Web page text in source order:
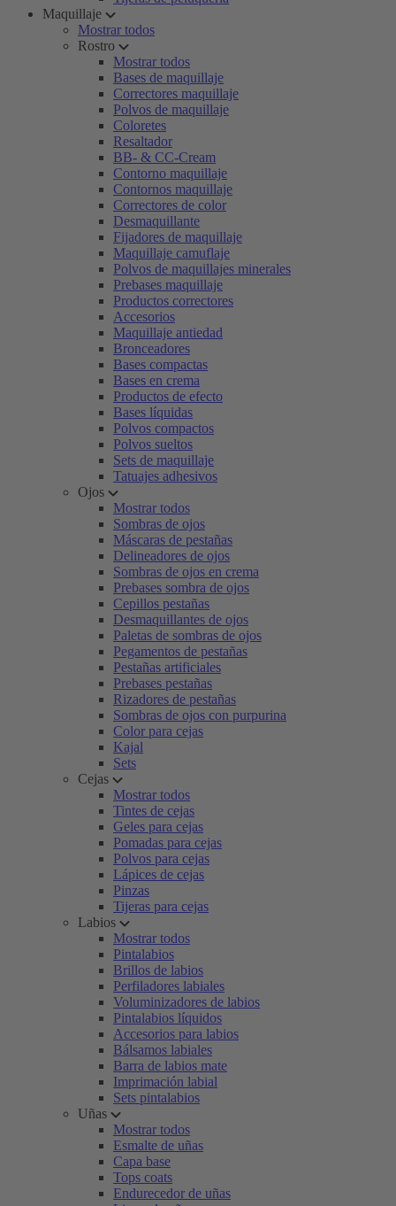
Maquillaje
Mostrar todos
Rostro
Mostrar todos
Bases de maquillaje
Correctores maquillaje
Polvos de maquillaje
Coloretes
Resaltador
BB- & CC-Cream
Contorno maquillaje
Contornos maquillaje
Correctores de color
Desmaquillante
Fijadores de maquillaje
Maquillaje camuflaje
Polvos de maquillajes minerales
Prebases maquillaje
Productos correctores
Accesorios
Maquillaje antiedad
Bronceadores
Bases compactas
Bases en crema
Productos de efecto
Bases líquidas
Polvos compactos
Polvos sueltos
Sets de maquillaje
Tatuajes adhesivos
Ojos
Mostrar todos
Sombras de ojos
Máscaras de pestañas
Delineadores de ojos
Sombras de ojos en crema
Prebases sombra de ojos
Cepillos pestañas
Desmaquillantes de ojos
Paletas de sombras de ojos
Pegamentos de pestañas
Pestañas artificiales
Prebases pestañas
Rizadores de pestañas
Sombras de ojos con purpurina
Color para cejas
Kajal
Sets
Cejas
Mostrar todos
Tintes de cejas
Geles para cejas
Pomadas para cejas
Polvos para cejas
Lápices de cejas
Pinzas
Tijeras para cejas
Labios
Mostrar todos
Pintalabios
Brillos de labios
Perfiladores labiales
Voluminizadores de labios
Pintalabios líquidos
Accesorios para labios
Bálsamos labiales
Barra de labios mate
Imprimación labial
Sets pintalabios
Uñas
Mostrar todos
Esmalte de uñas
Capa base
Tops coats
Endurecedor de uñas